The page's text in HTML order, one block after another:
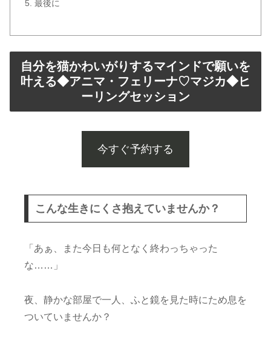
最後に
自分を猫かわいがりするマインドで願いを
叶える◆アニマ・フェリーナ♡マジカ◆ヒ
ーリングセッション
今すぐ予約する
こんな生きにくさ抱えていませんか？
「あぁ、また今日も何となく終わっちゃった
な……」
夜、静かな部屋で一人、ふと鏡を見た時にため息を
ついていませんか？